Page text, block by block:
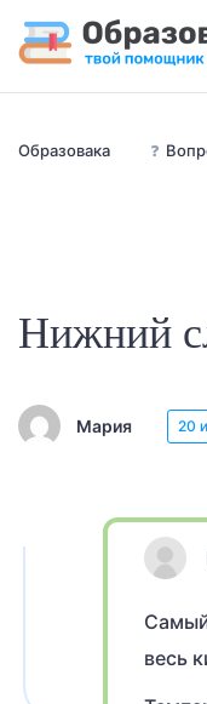
Образовака ❓
Нижний
Мария 20
весь